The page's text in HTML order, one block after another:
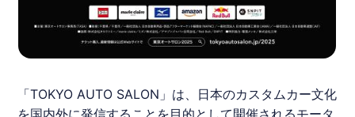
「TOKYO AUTO SALON」は、日本のカスタムカー文化